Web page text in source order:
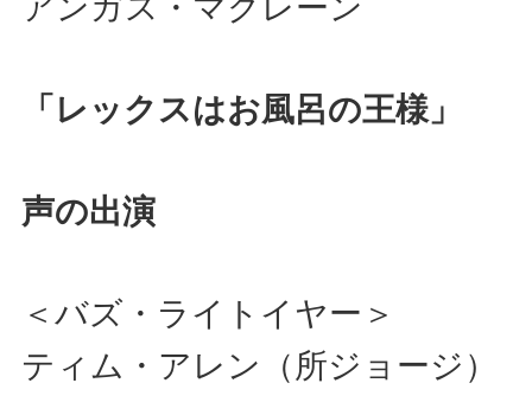
アンガス・マクレーン
「レックスはお風呂の王様」
声の出演
＜バズ・ライトイヤー＞
ティム・アレン（所ジョージ）